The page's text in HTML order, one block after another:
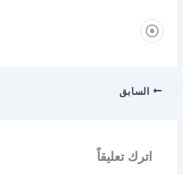
السابق
اترك تعليقاً